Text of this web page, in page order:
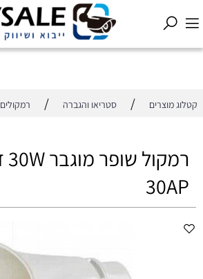
קטלוג מוצרים / סטריאו והגברה / רמקולים
30AP